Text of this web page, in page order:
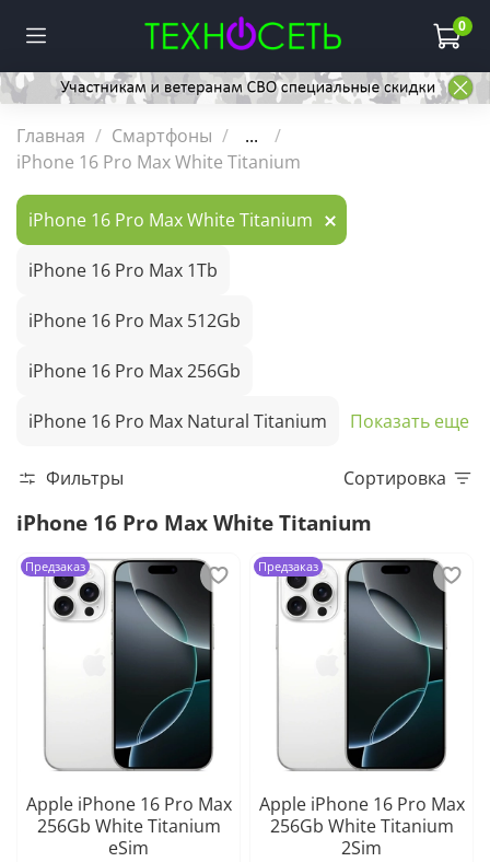
0
Главная Смартфоны
...
iPhone 16 Pro Max White Titanium
iPhone 16 Pro Max White Titanium
iPhone 16 Pro Max 1Tb
iPhone 16 Pro Max 512Gb
iPhone 16 Pro Max 256Gb
iPhone 16 Pro Max Natural Titanium Показать еще
Фильтры Сортировка
iPhone 16 Pro Max White Titanium
Предзаказ
Apple iPhone 16 Pro Max
256Gb White Titanium
eSim
Предзаказ
Apple iPhone 16 Pro Max
256Gb White Titanium
2Sim